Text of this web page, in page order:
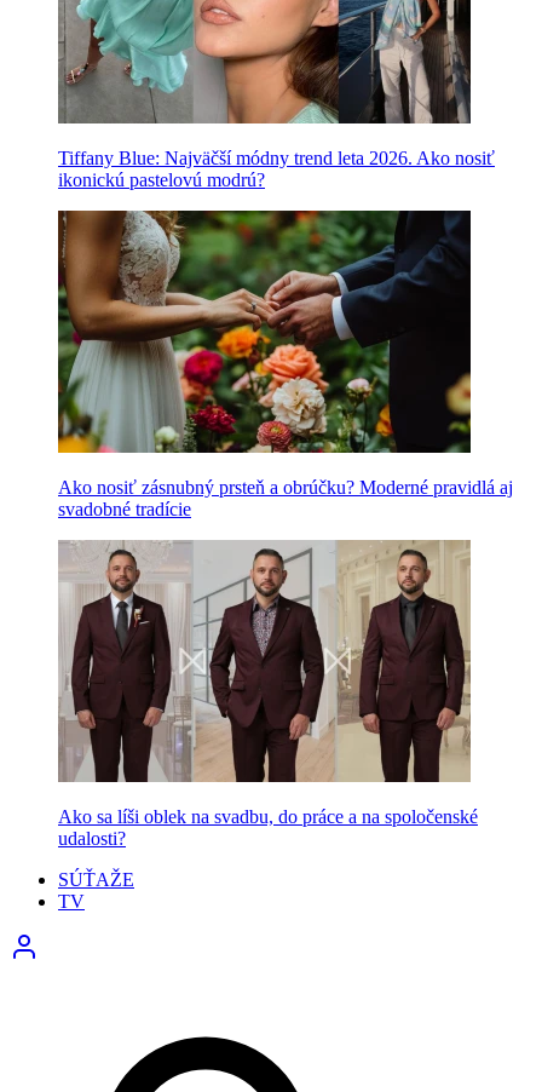
Tiffany Blue: Najväčší módny trend leta 2026. Ako nosiť
ikonickú pastelovú modrú?
Ako nosiť zásnubný prsteň a obrúčku? Moderné pravidlá aj
svadobné tradície
Ako sa líši oblek na svadbu, do práce a na spoločenské
udalosti?
SÚŤAŽE
TV